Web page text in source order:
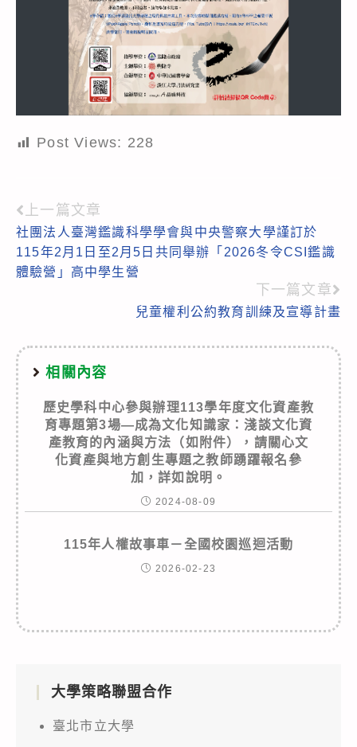
Post Views: 228
Read
more
articles
上一篇文章
社團法人臺灣鑑識科學學會與中央警察大學謹訂於
115年2月1日至2月5日共同舉辦「2026冬令CSI鑑識
體驗營」高中學生營
下一篇文章
兒童權利公約教育訓練及宣導計畫
相關內容
歷史學科中心參與辦理113學年度文化資產教
育專題第3場—成為文化知識家：淺談文化資
產教育的內涵與方法（如附件），請關心文
化資產與地方創生專題之教師踴躍報名參
加，詳如說明。
2024-08-09
115年人權故事車－全國校園巡迴活動
2026-02-23
大學策略聯盟合作
臺北市立大學